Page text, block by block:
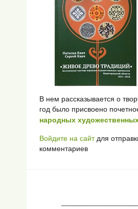
В нем рассказывается о
год было присвоено
народных
Войдите на сайтдля
комментариев